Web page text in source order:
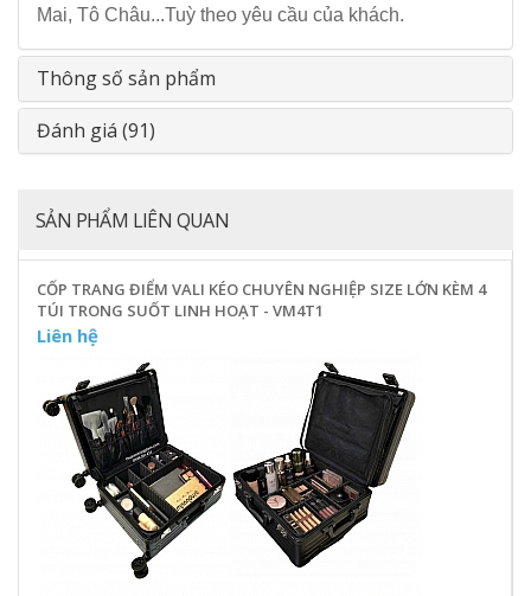
Mai, Tô Châu...Tuỳ theo yêu cầu của khách.
Thông số sản phẩm
Đánh giá (91)
SẢN PHẨM LIÊN QUAN
CỐP TRANG ĐIỂM VALI KÉO CHUYÊN NGHIỆP SIZE LỚN KÈM 4
TÚI TRONG SUỐT LINH HOẠT - VM4T1
Liên hệ